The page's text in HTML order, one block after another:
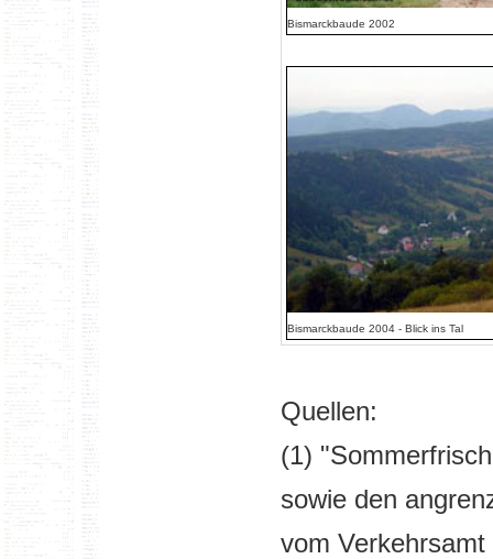
Bismarckbaude 2002
Bismarckbaude 2004 - Blick ins Tal
Quellen:
(1)
sowie den
vom